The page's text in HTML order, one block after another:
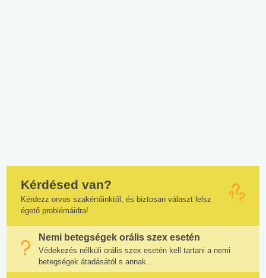
Kérdésed van?
Kérdezz orvos szakértőinktől, és biztosan választ lelsz
égető problémáidra!
Nemi betegségek orális szex esetén
Védekezés nélküli orális szex esetén kell tartani a nemi
betegségek átadásától s annak...